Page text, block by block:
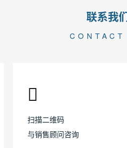
联系我
CONTACT
扫描二维码
与销售顾问咨询